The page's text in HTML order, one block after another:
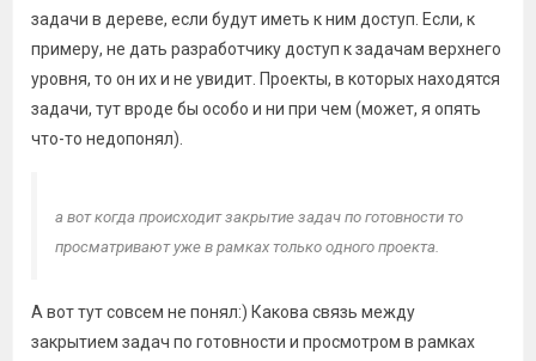
задачи в дереве, если будут иметь к ним доступ. Если, к
примеру, не дать разработчику доступ к задачам верхнего
уровня, то он их и не увидит. Проекты, в которых находятся
задачи, тут вроде бы особо и ни при чем (может, я опять
что-то недопонял).
а вот когда происходит закрытие задач по готовности то
просматривают уже в рамках только одного проекта.
А вот тут совсем не понял:) Какова связь между
закрытием задач по готовности и просмотром в рамках